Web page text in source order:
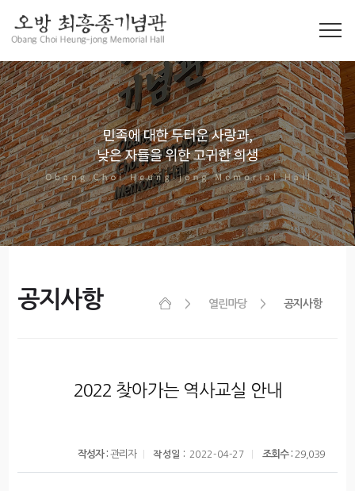
공지사항 열린마당 공지사항
2022 찾아가는 역사교실 안내
작성자 : 관리자 작성일 : 2022-04-27 조회수 : 29,039